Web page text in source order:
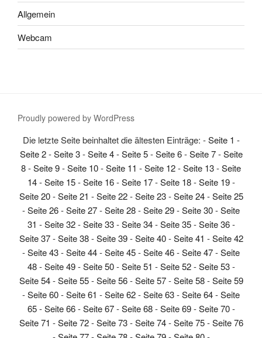
Allgemein
Webcam
Proudly powered by WordPress
Die letzte Seite beinhaltet die ältesten Einträge: -Seite 1 -
Seite 2-Seite 3-Seite 4-Seite 5-Seite 6-Seite 7-Seite
8-Seite 9-Seite 10-Seite 11 -Seite 12-Seite 13-Seite
14-Seite 15-Seite 16-Seite 17-Seite 18-Seite 19-
Seite 20-Seite 21 -Seite 22-Seite 23-Seite 24-Seite 25
-Seite 26-Seite 27-Seite 28-Seite 29-Seite 30-Seite
31 -Seite 32-Seite 33-Seite 34-Seite 35-Seite 36-
Seite 37-Seite 38-Seite 39-Seite 40-Seite 41 -Seite 42
-Seite 43-Seite 44-Seite 45-Seite 46-Seite 47-Seite
48-Seite 49-Seite 50-Seite 51 -Seite 52-Seite 53-
Seite 54-Seite 55-Seite 56-Seite 57-Seite 58-Seite 59
-Seite 60-Seite 61 -Seite 62-Seite 63-Seite 64-Seite
65-Seite 66-Seite 67-Seite 68-Seite 69-Seite 70-
Seite 71 -Seite 72-Seite 73-Seite 74-Seite 75-Seite 76